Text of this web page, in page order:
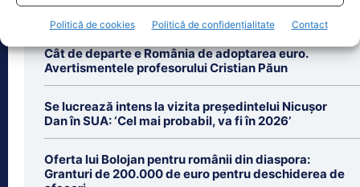
Politică de cookies Politică de confidențialitate Contact
Ultimele știri
Cât de departe e România de adoptarea euro.
Avertismentele profesorului Cristian Păun
Se lucrează intens la vizita președintelui Nicușor
Dan în SUA: ‘Cel mai probabil, va fi în 2026’
Oferta lui Bolojan pentru românii din diaspora:
Granturi de 200.000 de euro pentru deschiderea de